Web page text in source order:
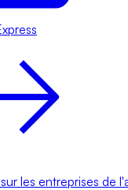
les entreprises de